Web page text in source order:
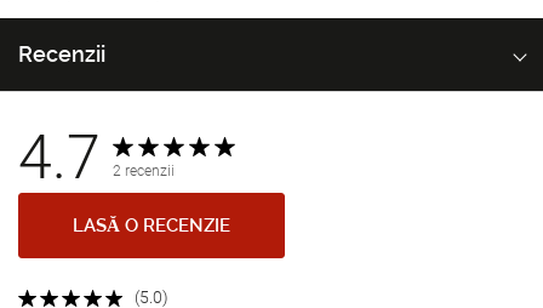
Recenzii
4.7 2 recenzii
LASĂ O RECENZIE
(5.0)